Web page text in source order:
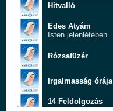
Hitvalló
Édes Atyám
Isten jelenlétében
Rózsafüzér
Irgalmasság órája
14 Feldolgozás